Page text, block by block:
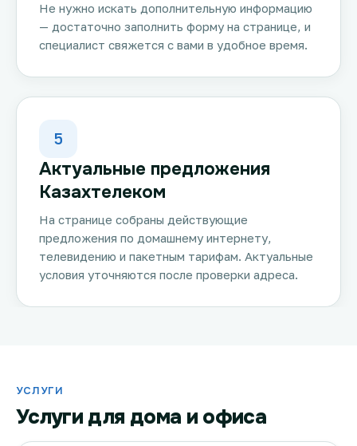
Не нужно искать дополнительную информацию
— достаточно заполнить форму на странице, и
специалист свяжется с вами в удобное время.
5
Актуальные предложения
Казахтелеком
На странице собраны действующие
предложения по домашнему интернету,
телевидению и пакетным тарифам. Актуальные
условия уточняются после проверки адреса.
УСЛУГИ
Услуги для дома и офиса